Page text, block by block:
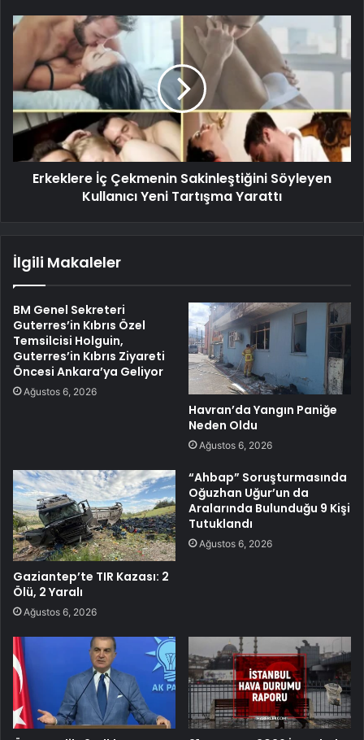
Erkeklere İç Çekmenin Sakinleştiğini Söyleyen
Kullanıcı Yeni Tartışma Yarattı
İlgili Makaleler
BM Genel Sekreteri
Guterres’in Kıbrıs Özel
Temsilcisi Holguin,
Guterres’in Kıbrıs Ziyareti
Öncesi Ankara’ya Geliyor
Ağustos 6, 2026
Havran’da Yangın Paniğe
Neden Oldu
Ağustos 6, 2026
Gaziantep’te TIR Kazası: 2
Ölü, 2 Yaralı
Ağustos 6, 2026
“Ahbap” Soruşturmasında
Oğuzhan Uğur’un da
Aralarında Bulunduğu 9 Kişi
Tutuklandı
Ağustos 6, 2026